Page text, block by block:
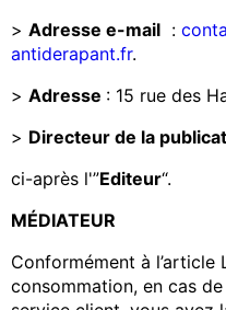
> Adresse e-mail :
antiderapant.fr.
> Adresse : 15 rue des
> Directeur de la
ci-après l'”Editeur“.
MÉDIATEUR
Conformément à l’article
consommation, en cas